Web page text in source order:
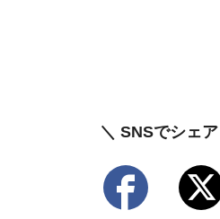
＼ SNSでシェ